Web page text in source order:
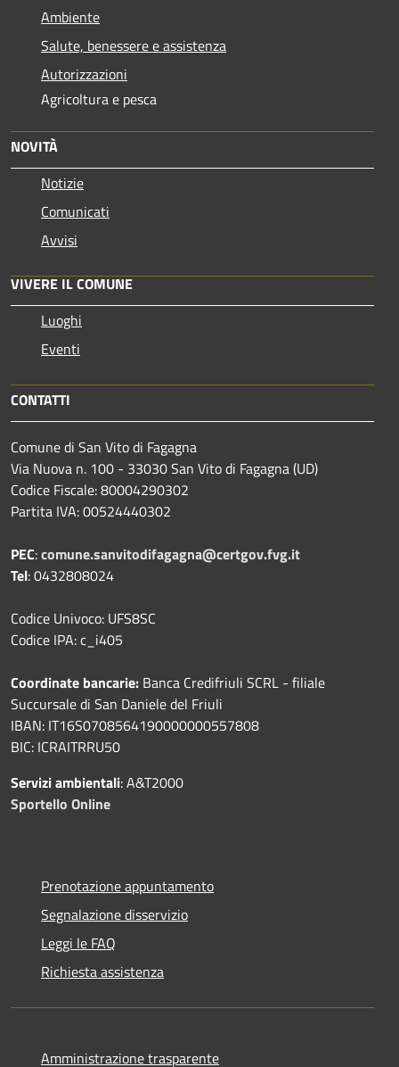
Ambiente
Salute, benessere e assistenza
Autorizzazioni
Agricoltura e pesca
NOVITÀ
Notizie
Comunicati
Avvisi
VIVERE IL COMUNE
Luoghi
Eventi
CONTATTI
Comune di San Vito di Fagagna
Via Nuova n. 100 - 33030 San Vito di Fagagna (UD)
Codice Fiscale: 80004290302
Partita IVA: 00524440302
PEC:comune.sanvitodifagagna@certgov.fvg.it
Tel: 0432808024
Codice Univoco: UFS8SC
Codice IPA: c_i405
Coordinate bancarie: Banca Credifriuli SCRL - filiale
Succursale di San Daniele del Friuli
IBAN: IT16S0708564190000000557808
BIC: ICRAITRRU50
Servizi ambientali: A&T2000
Sportello Online
Prenotazione appuntamento
Segnalazione disservizio
Leggi le FAQ
Richiesta assistenza
Amministrazione trasparente